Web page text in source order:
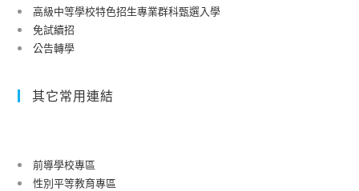
高級中等學校特色招生專業群科甄選入學
免試續招
公告轉學
其它常用連結
前導學校專區
性別平等教育專區